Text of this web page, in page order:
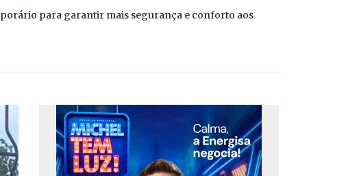
para garantir mais segurança e conforto aos